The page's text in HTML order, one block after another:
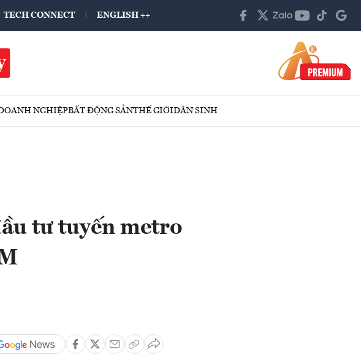
TECH CONNECT ENGLISH ++
NGHIỆPBẤT ĐỘNG SẢNTHẾ GIỚIDÂN SINH
tư tuyến metro